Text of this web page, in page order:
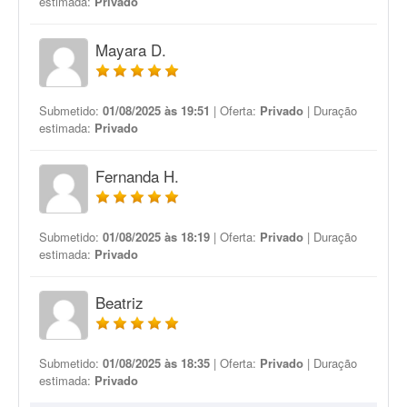
Mayara D.
Submetido: 01/08/2025 às 19:51 | Oferta: Privado | Duração
estimada: Privado
Fernanda H.
Submetido: 01/08/2025 às 18:19 | Oferta: Privado | Duração
estimada: Privado
Beatriz
Submetido: 01/08/2025 às 18:35 | Oferta: Privado | Duração
estimada: Privado